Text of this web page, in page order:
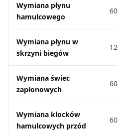
Wymiana płynu
hamulcowego
Wymiana płynu w
skrzyni biegów
Wymiana świec
zapłonowych
Wymiana klocków
hamulcowych przód